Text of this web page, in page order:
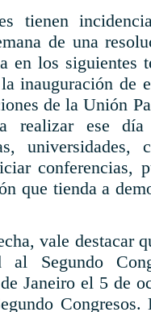
tienen
de una
en los siguientes
inauguración de
de la Unión
a realizar ese
conferencias,
que tienda a
vale destacar
Segundo
Janeiro el 5 de
Congresos.